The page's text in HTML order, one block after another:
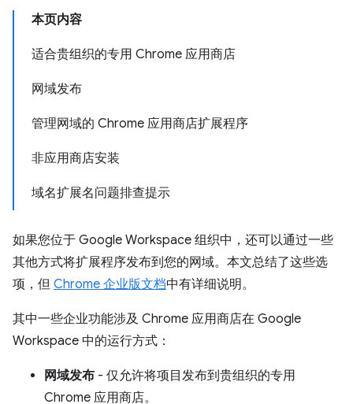
本页内容
适合贵组织的专用 Chrome 应用商店
网域发布
管理网域的 Chrome 应用商店扩展程序
非应用商店安装
域名扩展名问题排查提示
如果您位于 Google Workspace 组织中，还可以通过一些
其他方式将扩展程序发布到您的网域。本文总结了这些选
项，但 Chrome 企业版文档中有详细说明。
其中一些企业功能涉及 Chrome 应用商店在 Google
Workspace 中的运行方式：
网域发布 - 仅允许将项目发布到贵组织的专用
Chrome 应用商店。